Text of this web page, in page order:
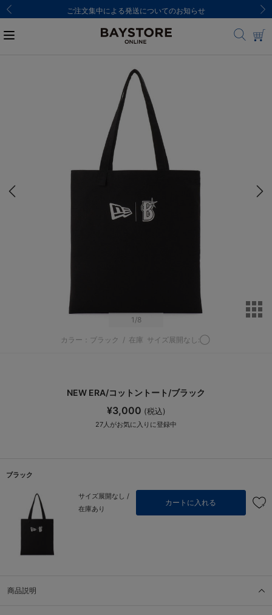
ご注文集中による発送についてのお知らせ
1 /8
カラー：ブラック / 在庫 サイズ展開なし:◯
NEW ERA/コットントート/ブラック
¥3,000 (税込)
27人がお気に入りに登録中
ブラック
サイズ展開なし /
在庫あり
カートに入れる
商品説明